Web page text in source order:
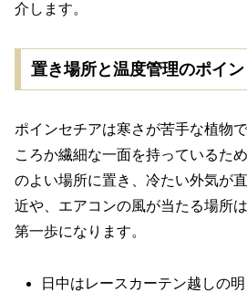
介します。
置き場所と温度管理のポイン
ポインセチアは寒さが苦手な植物
ころか繊細な一面を持っているた
のよい場所に置き、冷たい外気が
近や、エアコンの風が当たる場所
第一歩になります。
日中はレースカーテン越しの